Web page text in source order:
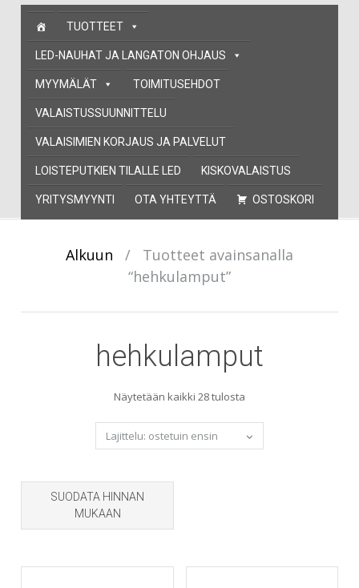
Skip
content
TUOTTEET
LED-NAUHAT JA LANGATON OHJAUS
MYYMÄLÄT TOIMITUSEHDOT
VALAISTUSSUUNNITTELU
VALAISIMIEN KORJAUS JA PALVELUT
LOISTEPUTKIEN TILALLE LED KISKOVALAISTUS
YRITYSMYYNTI OTA YHTEYTTÄ OSTOSKORI
Alkuun /
Tuotteet avainsanalla
“hehkulamput”
hehkulamput
Näytetään kaikki 28 tulosta
by
popularity
SUODATA HINNAN
MUKAAN